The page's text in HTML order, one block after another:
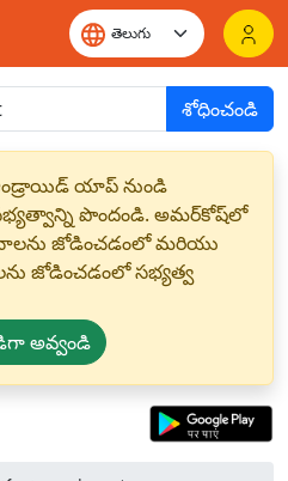
శోధించండి
యాప్ నుండి
పొందండి. అమర్‌కోష్‌లో
జోడించడంలో మరియు
జోడించడంలో సభ్యత్వ
అవ్వండి